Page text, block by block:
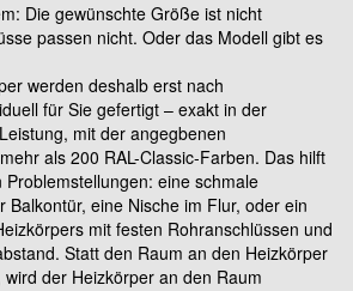
Die gewünschte Größe ist nicht
passen nicht. Oder das Modell gibt es
werden deshalb erst nach
für Sie gefertigt – exakt in der
mit der angegbenen
als 200 RAL-Classic-Farben. Das hilft
eine schmale
Balkontür, eine Nische im Flur, oder ein
mit festen Rohranschlüssen und
Statt den Raum an den Heizkörper
der Heizkörper an den Raum